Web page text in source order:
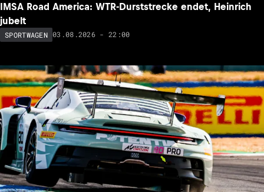
IMSA Road America: WTR-Durststrecke endet, Heinrich
jubelt
SPORTWAGEN 03.08.2026 - 22:00